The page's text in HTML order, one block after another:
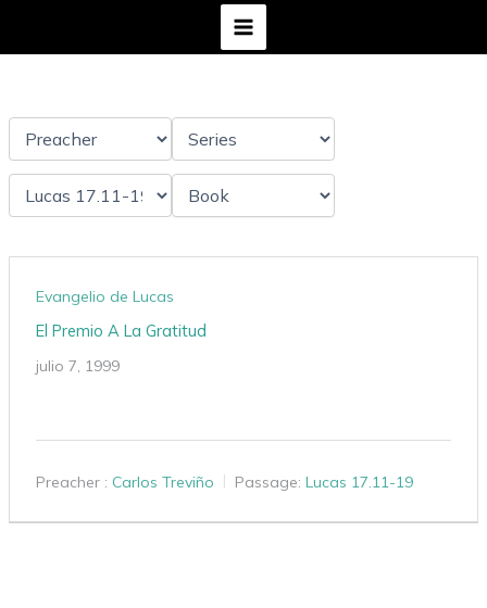
Evangelio de Lucas
El Premio A La Gratitud
julio 7, 1999
Preacher : Carlos Treviño Passage: Lucas 17.11-19